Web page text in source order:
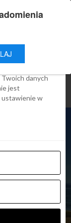
Instalacja
O cookies
te treści, które
danych
jest
ustawienie w